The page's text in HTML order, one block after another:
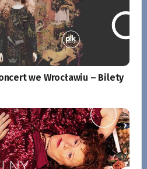
we Wrocławiu – Bilety